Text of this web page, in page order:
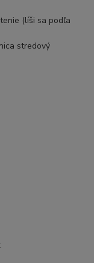
(líši sa podľa
stredový